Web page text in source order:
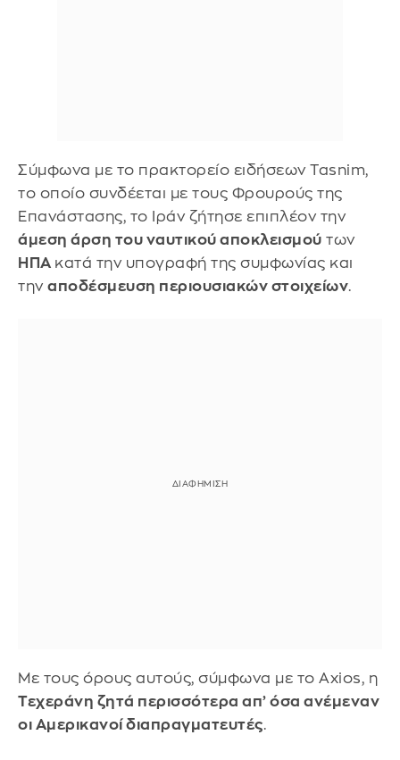
Σύμφωνα με το πρακτορείο ειδήσεων Tasnim,
το οποίο συνδέεται με τους Φρουρούς της
Επανάστασης, το Ιράν ζήτησε επιπλέον την
άμεση άρση του ναυτικού αποκλεισμού των
ΗΠΑ κατά την υπογραφή της συμφωνίας και
την αποδέσμευση περιουσιακών στοιχείων.
Με τους όρους αυτούς, σύμφωνα με το Axios, η
Τεχεράνη ζητά περισσότερα απ’ όσα ανέμεναν
οι Αμερικανοί διαπραγματευτές.